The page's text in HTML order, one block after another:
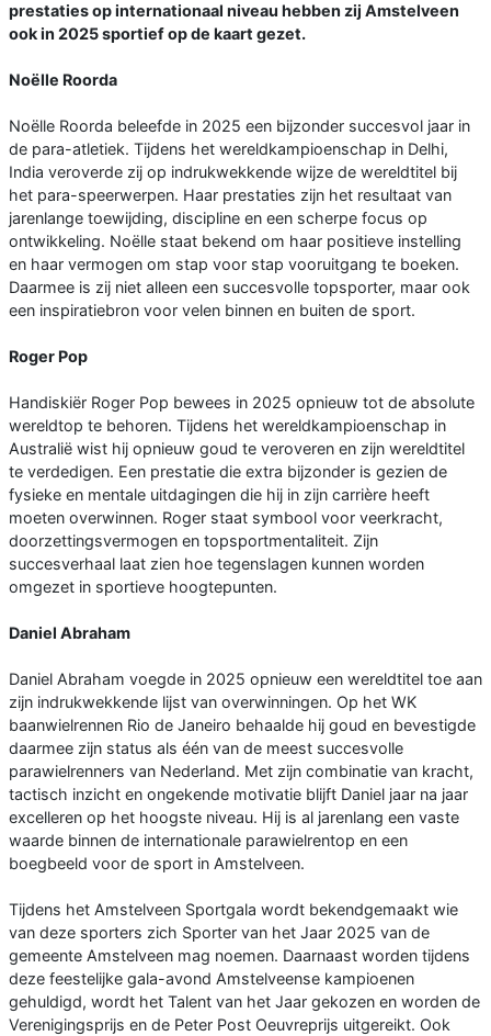
prestaties op internationaal niveau hebben zij Amstelveen
ook in 2025 sportief op de kaart gezet.
Noëlle Roorda
Noëlle Roorda beleefde in 2025 een bijzonder succesvol jaar in
de para-atletiek. Tijdens het wereldkampioenschap in Delhi,
India veroverde zij op indrukwekkende wijze de wereldtitel bij
het para-speerwerpen. Haar prestaties zijn het resultaat van
jarenlange toewijding, discipline en een scherpe focus op
ontwikkeling. Noëlle staat bekend om haar positieve instelling
en haar vermogen om stap voor stap vooruitgang te boeken.
Daarmee is zij niet alleen een succesvolle topsporter, maar ook
een inspiratiebron voor velen binnen en buiten de sport.
Roger Pop
Handiskiër Roger Pop bewees in 2025 opnieuw tot de absolute
wereldtop te behoren. Tijdens het wereldkampioenschap in
Australië wist hij opnieuw goud te veroveren en zijn wereldtitel
te verdedigen. Een prestatie die extra bijzonder is gezien de
fysieke en mentale uitdagingen die hij in zijn carrière heeft
moeten overwinnen. Roger staat symbool voor veerkracht,
doorzettingsvermogen en topsportmentaliteit. Zijn
succesverhaal laat zien hoe tegenslagen kunnen worden
omgezet in sportieve hoogtepunten.
Daniel Abraham
Daniel Abraham voegde in 2025 opnieuw een wereldtitel toe aan
zijn indrukwekkende lijst van overwinningen. Op het WK
baanwielrennen Rio de Janeiro behaalde hij goud en bevestigde
daarmee zijn status als één van de meest succesvolle
parawielrenners van Nederland. Met zijn combinatie van kracht,
tactisch inzicht en ongekende motivatie blijft Daniel jaar na jaar
excelleren op het hoogste niveau. Hij is al jarenlang een vaste
waarde binnen de internationale parawielrentop en een
boegbeeld voor de sport in Amstelveen.
Tijdens het Amstelveen Sportgala wordt bekendgemaakt wie
van deze sporters zich Sporter van het Jaar 2025 van de
gemeente Amstelveen mag noemen. Daarnaast worden tijdens
deze feestelijke gala-avond Amstelveense kampioenen
gehuldigd, wordt het Talent van het Jaar gekozen en worden de
Verenigingsprijs en de Peter Post Oeuvreprijs uitgereikt. Ook